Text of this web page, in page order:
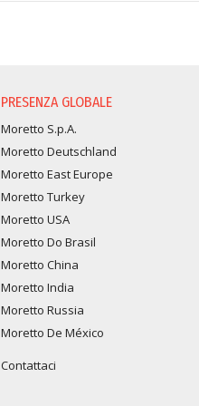
PRESENZA GLOBALE
Moretto S.p.A.
Moretto Deutschland
Moretto East Europe
Moretto Turkey
Moretto USA
Moretto Do Brasil
Moretto China
Moretto India
Moretto Russia
Moretto De México
Contattaci